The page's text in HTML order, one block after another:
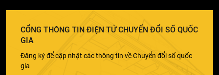
CỔNG THÔNG TIN ĐIỆN TỬ CHUYỂN ĐỔI SỐ QUỐC
GIA
Đăng ký để cập nhật các thông tin về Chuyển đổi số quốc
gia